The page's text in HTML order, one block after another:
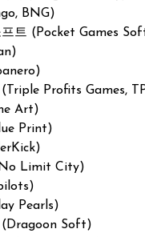
BNG)
트 (Pocket Games
Profits Games,
Art)
Print)
Limit City)
Pearls)
(Dragoon Soft)